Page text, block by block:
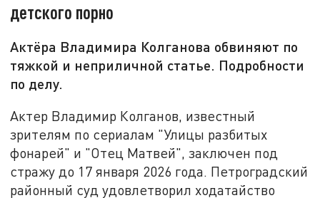
детского порно
Актёра Владимира Колганова обвиняют по
тяжкой и неприличной статье. Подробности
по делу.
Актер Владимир Колганов, известный
зрителям по сериалам "Улицы разбитых
фонарей" и "Отец Матвей", заключен под
стражу до 17 января 2026 года. Петроградский
районный суд удовлетворил ходатайство